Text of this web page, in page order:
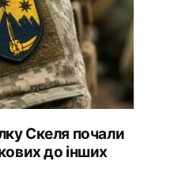
Скеля почали
до інших